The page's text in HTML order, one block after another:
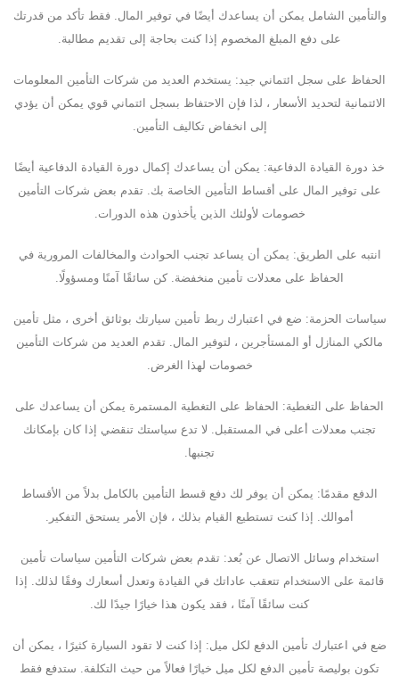
والتأمين الشامل يمكن أن يساعدك أيضًا في توفير المال. فقط تأكد من قدرتك
على دفع المبلغ المخصوم إذا كنت بحاجة إلى تقديم مطالبة.
الحفاظ على سجل ائتماني جيد: يستخدم العديد من شركات التأمين المعلومات
الائتمانية لتحديد الأسعار ، لذا فإن الاحتفاظ بسجل ائتماني قوي يمكن أن يؤدي
إلى انخفاض تكاليف التأمين.
خذ دورة القيادة الدفاعية: يمكن أن يساعدك إكمال دورة القيادة الدفاعية أيضًا
على توفير المال على أقساط التأمين الخاصة بك. تقدم بعض شركات التأمين
خصومات لأولئك الذين يأخذون هذه الدورات.
انتبه على الطريق: يمكن أن يساعد تجنب الحوادث والمخالفات المرورية في
الحفاظ على معدلات تأمين منخفضة. كن سائقًا آمنًا ومسؤولًا.
سياسات الحزمة: ضع في اعتبارك ربط تأمين سيارتك بوثائق أخرى ، مثل تأمين
مالكي المنازل أو المستأجرين ، لتوفير المال. تقدم العديد من شركات التأمين
خصومات لهذا الغرض.
الحفاظ على التغطية: الحفاظ على التغطية المستمرة يمكن أن يساعدك على
تجنب معدلات أعلى في المستقبل. لا تدع سياستك تنقضي إذا كان بإمكانك
تجنبها.
الدفع مقدمًا: يمكن أن يوفر لك دفع قسط التأمين بالكامل بدلاً من الأقساط
أموالك. إذا كنت تستطيع القيام بذلك ، فإن الأمر يستحق التفكير.
استخدام وسائل الاتصال عن بُعد: تقدم بعض شركات التأمين سياسات تأمين
قائمة على الاستخدام تتعقب عاداتك في القيادة وتعدل أسعارك وفقًا لذلك. إذا
كنت سائقًا آمنًا ، فقد يكون هذا خيارًا جيدًا لك.
ضع في اعتبارك تأمين الدفع لكل ميل: إذا كنت لا تقود السيارة كثيرًا ، يمكن أن
تكون بوليصة تأمين الدفع لكل ميل خيارًا فعالاً من حيث التكلفة. ستدفع فقط